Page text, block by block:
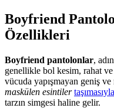
Boyfriend
Özellikleri
Boyfriend pantolonlar,
genellikle bol kesim, rahat ve
vücuda yapışmayan geniş
maskülen esintiler taşımasıyla
tarzın simgesi haline gelir.